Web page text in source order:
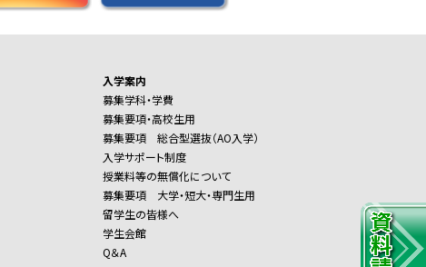
入学案内
募集学科・学費
募集要項・高校生用
募集要項 総合型選抜（AO入学）
入学サポート制度
授業料等の無償化について
募集要項 大学・短大・専門生用
留学生の皆様へ
学生会館
Q＆A